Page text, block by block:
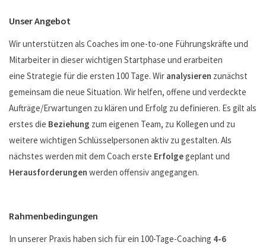
Unser Angebot
Wir unterstützen als Coaches im one-to-one Führungskräfte und
Mitarbeiter in dieser wichtigen Startphase und erarbeiten
eine Strategie für die ersten 100 Tage. Wir analysieren zunächst
gemeinsam die neue Situation. Wir helfen, offene und verdeckte
Aufträge/Erwartungen zu klären und Erfolg zu definieren. Es gilt als
erstes die Beziehung zum eigenen Team, zu Kollegen und zu
weitere wichtigen Schlüsselpersonen aktiv zu gestalten. Als
nächstes werden mit dem Coach erste Erfolgegeplant und
Herausforderungen werden offensiv angegangen.
Rahmenbedingungen
In unserer Praxis haben sich für ein 100-Tage-Coaching 4-6